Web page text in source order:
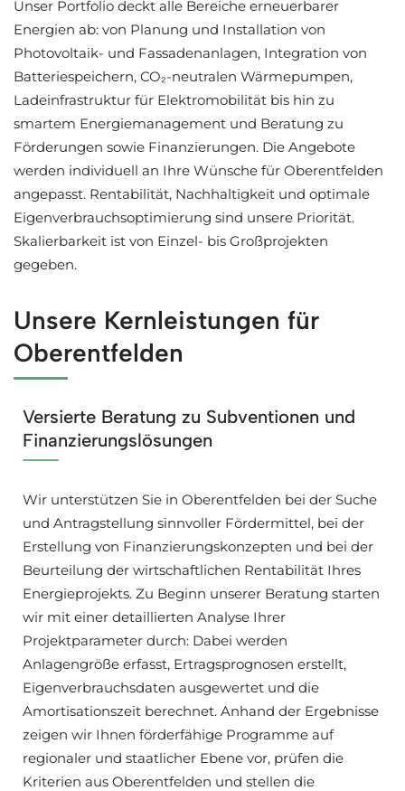
Unser Portfolio deckt alle Bereiche erneuerbarer
Energien ab: von Planung und Installation von
Photovoltaik- und Fassadenanlagen, Integration von
Batteriespeichern, CO₂-neutralen Wärmepumpen,
Ladeinfrastruktur für Elektromobilität bis hin zu
smartem Energiemanagement und Beratung zu
Förderungen sowie Finanzierungen. Die Angebote
werden individuell an Ihre Wünsche für Oberentfelden
angepasst. Rentabilität, Nachhaltigkeit und optimale
Eigenverbrauchsoptimierung sind unsere Priorität.
Skalierbarkeit ist von Einzel- bis Großprojekten
gegeben.
Unsere Kernleistungen für
Oberentfelden
Versierte Beratung zu Subventionen und
Finanzierungslösungen
Wir unterstützen Sie in Oberentfelden bei der Suche
und Antragstellung sinnvoller Fördermittel, bei der
Erstellung von Finanzierungskonzepten und bei der
Beurteilung der wirtschaftlichen Rentabilität Ihres
Energieprojekts. Zu Beginn unserer Beratung starten
wir mit einer detaillierten Analyse Ihrer
Projektparameter durch: Dabei werden
Anlagengröße erfasst, Ertragsprognosen erstellt,
Eigenverbrauchsdaten ausgewertet und die
Amortisationszeit berechnet. Anhand der Ergebnisse
zeigen wir Ihnen förderfähige Programme auf
regionaler und staatlicher Ebene vor, prüfen die
Kriterien aus Oberentfelden und stellen die